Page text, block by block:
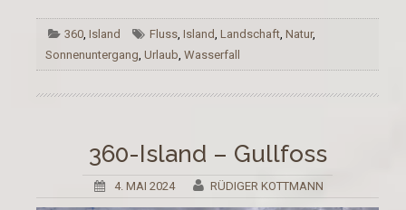
360 ,Island Fluss, Island Landschaft, Natur,
Sonnenuntergang Urlaub Wasserfall
360-Island – Gullfoss
4. MAI 2024 RÜDIGER KOTTMANN